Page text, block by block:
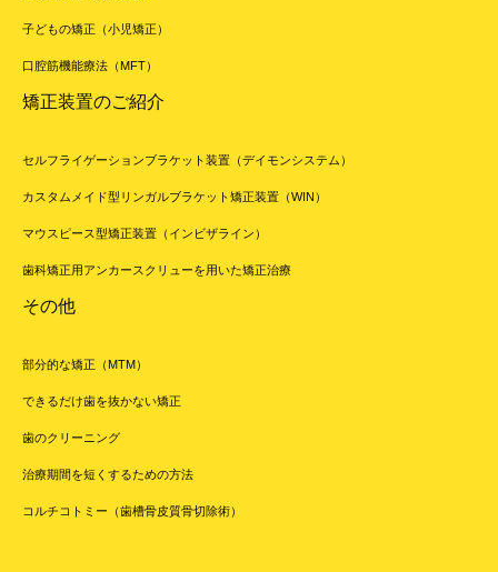
子どもの矯正（小児矯正）
口腔筋機能療法（MFT）
矯正装置のご紹介
セルフライゲーションブラケット装置（デイモンシステム）
カスタムメイド型リンガルブラケット矯正装置（WIN）
マウスピース型矯正装置（インビザライン）
歯科矯正用アンカースクリューを用いた矯正治療
その他
部分的な矯正（MTM）
できるだけ歯を抜かない矯正
歯のクリーニング
治療期間を短くするための方法
コルチコトミー（歯槽骨皮質骨切除術）